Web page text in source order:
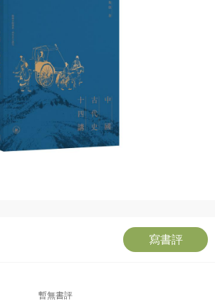
寫書評
暫無書評